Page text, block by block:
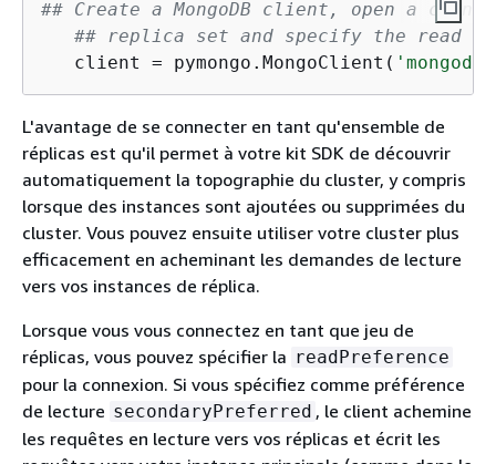
## Create a MongoDB client, open a
## replica set and specify the read
   client = pymongo.MongoClient(
L'avantage de se connecter en tant qu'ensemble de
réplicas est qu'il permet à votre kit SDK de découvrir
automatiquement la topographie du cluster, y compris
lorsque des instances sont ajoutées ou supprimées du
cluster. Vous pouvez ensuite utiliser votre cluster plus
efficacement en acheminant les demandes de lecture
vers vos instances de réplica.
Lorsque vous vous connectez en tant que jeu de
réplicas, vous pouvez spécifier la readPreference
pour la connexion. Si vous spécifiez comme préférence
de lecture secondaryPreferred , le client achemine
les requêtes en lecture vers vos réplicas et écrit les